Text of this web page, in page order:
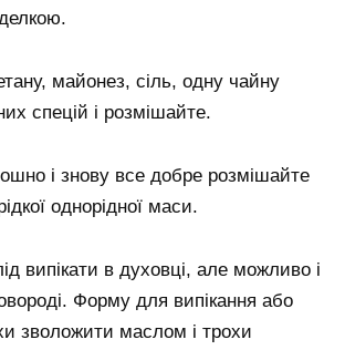
майонез, сіль, одну чайну
спецій і розмішайте.
і знову все добре розмішайте
однорідної маси.
випікати в духовці, але можливо і
Форму для випікання або
зволожити маслом і трохи